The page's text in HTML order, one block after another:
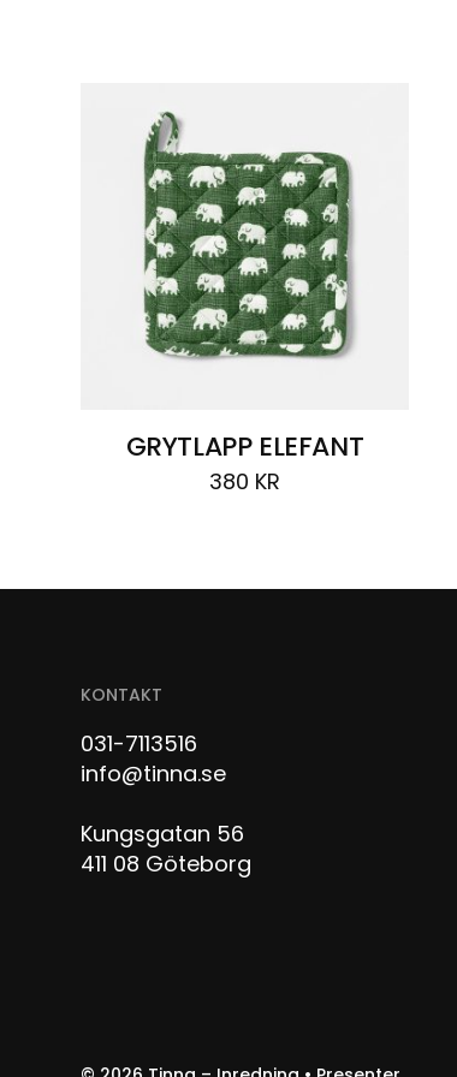
GRYTLAPP ELEFANT
380 KR
KONTAKT
031-7113516
info@tinna.se
Kungsgatan 56
411 08 Göteborg